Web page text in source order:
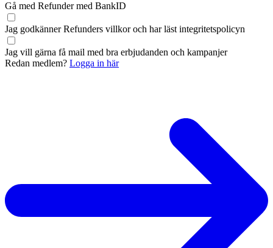
Gå med Refunder med BankID
Jag godkänner Refunders villkoroch har läst integritetspolicyn
Jag vill gärna få mail med bra erbjudanden och kampanjer
Redan medlem? Logga in här